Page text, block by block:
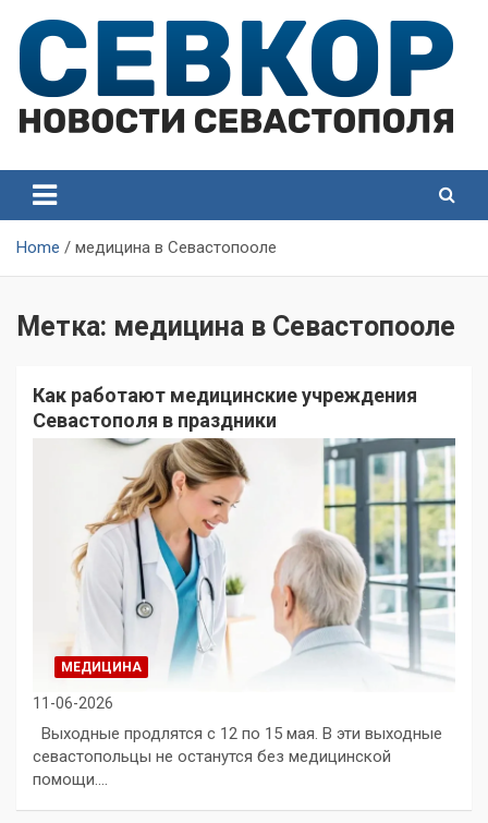
content
Севастополя
Севастополя
Home медицина в Севастопооле
Метка: медицина в Севастопооле
Как работают медицинские учреждения
Севастополя в праздники
МЕДИЦИНА
11-06-2026
Выходные продлятся с 12 по 15 мая. В эти выходные
севастопольцы не останутся без медицинской
помощи.…